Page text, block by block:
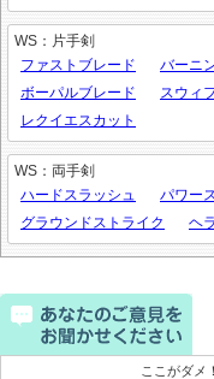
WS：片手剣
ファストブレード
バーニ
ボーパルブレード
スウィ
レクイエスカット
WS：両手剣
ハードスラッシュ
パワー
グラウンドストライク
ヘ
ここがダメ！